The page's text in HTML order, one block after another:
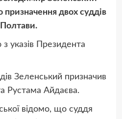
двох суддів
указів Президента
Зеленський призначив
Рустама Айдаєва.
відомо, що суддя